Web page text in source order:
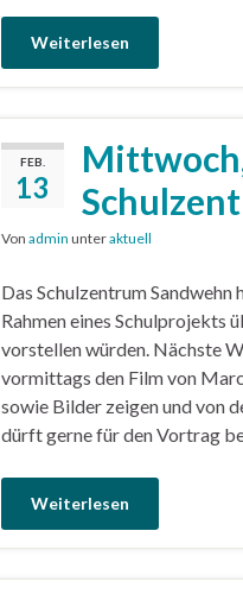
Weiterlesen
FEB.
13
Von admin unteraktuell
Das Schulzentrum
Rahmen eines Schulprojekts
vorstellen würden. Nächste
vormittags den Film von
sowie Bilder zeigen und von
dürft gerne für den Vortrag
Weiterlesen